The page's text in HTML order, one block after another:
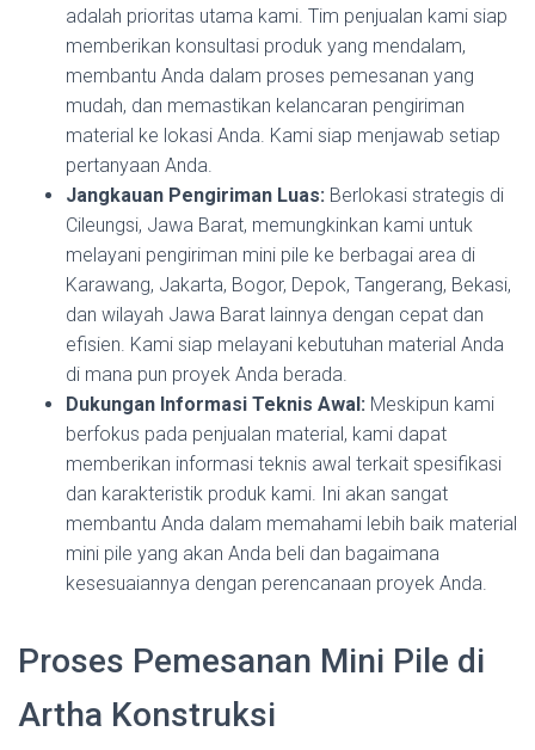
adalah prioritas utama kami. Tim penjualan kami siap
memberikan konsultasi produk yang mendalam,
membantu Anda dalam proses pemesanan yang
mudah, dan memastikan kelancaran pengiriman
material ke lokasi Anda. Kami siap menjawab setiap
pertanyaan Anda.
Jangkauan Pengiriman Luas: Berlokasi strategis di
Cileungsi, Jawa Barat, memungkinkan kami untuk
melayani pengiriman mini pile ke berbagai area di
Karawang, Jakarta, Bogor, Depok, Tangerang, Bekasi,
dan wilayah Jawa Barat lainnya dengan cepat dan
efisien. Kami siap melayani kebutuhan material Anda
di mana pun proyek Anda berada.
Dukungan Informasi Teknis Awal: Meskipun kami
berfokus pada penjualan material, kami dapat
memberikan informasi teknis awal terkait spesifikasi
dan karakteristik produk kami. Ini akan sangat
membantu Anda dalam memahami lebih baik material
mini pile yang akan Anda beli dan bagaimana
kesesuaiannya dengan perencanaan proyek Anda.
Proses Pemesanan Mini Pile di
Artha Konstruksi